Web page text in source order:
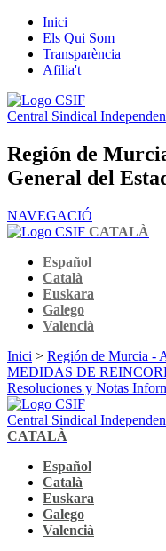
Inici
Els Qui Som
Transparència
Afilia't
Central Sindical
Región de
General del
NAVEGACIÓ
CATALÀ
Español
Català
Euskara
Galego
Valencià
Inici > Región de Murcia -
MEDIDAS DE
Resoluciones y Notas
Central Sindical
CATALÀ
Español
Català
Euskara
Galego
Valencià